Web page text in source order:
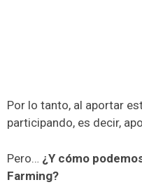
Por lo tanto, al aportar
participando, es decir,
Pero… ¿Y cómo
Farming?